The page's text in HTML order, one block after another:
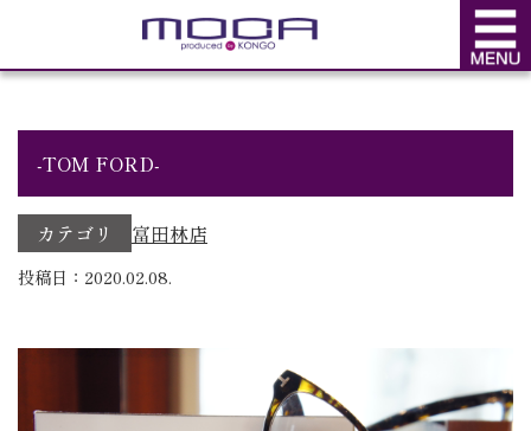
BLOG
-TOM FORD-
カテゴリ 富田林店
投稿日：2020.02.08.